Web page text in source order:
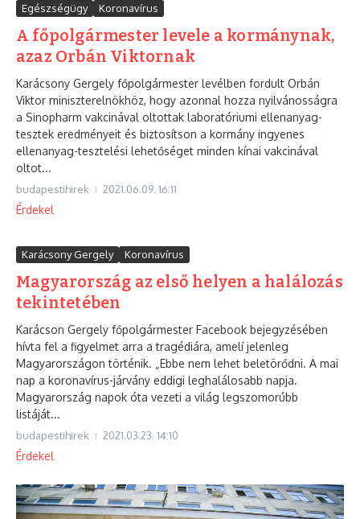
Egészségügy Koronavírus
A főpolgármester levele a kormánynak,
azaz Orbán Viktornak
Karácsony Gergely főpolgármester levélben fordult Orbán
Viktor miniszterelnökhöz, hogy azonnal hozza nyilvánosságra
a Sinopharm vakcinával oltottak laboratóriumi ellenanyag-
tesztek eredményeit és biztosítson a kormány ingyenes
ellenanyag-tesztelési lehetőséget minden kínai vakcinával
oltot...
budapestihirek 2021.06.09. 16:11
Érdekel
Karácsony Gergely Koronavírus
Magyarország az első helyen a halálozás
tekintetében
Karácson Gergely főpolgármester Facebook bejegyzésében
hívta fel a figyelmet arra a tragédiára, amelí jelenleg
Magyarországon történik. „Ebbe nem lehet beletörődni. A mai
nap a koronavírus-járvány eddigi leghalálosabb napja.
Magyarország napok óta vezeti a világ legszomorúbb
listáját...
budapestihirek 2021.03.23. 14:10
Érdekel